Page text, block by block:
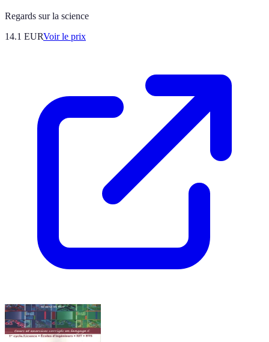
Regards sur la science
14.1 EURVoir le prix